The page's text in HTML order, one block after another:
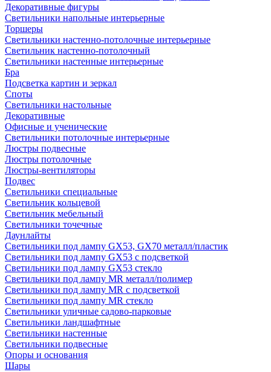
Декоративные фигуры
Светильники напольные интерьерные
Торшеры
Светильники настенно-потолочные интерьерные
Светильник настенно-потолочный
Светильники настенные интерьерные
Бра
Подсветка картин и зеркал
Споты
Светильники настольные
Декоративные
Офисные и ученические
Светильники потолочные интерьерные
Люстры подвесные
Люстры потолочные
Люстры-вентиляторы
Подвес
Светильники специальные
Светильник кольцевой
Светильник мебельный
Светильники точечные
Даунлайты
Светильники под лампу GX53, GX70 металл/пластик
Светильники под лампу GX53 с подсветкой
Светильники под лампу GX53 стекло
Светильники под лампу MR металл/полимер
Светильники под лампу MR с подсветкой
Светильники под лампу MR стекло
Светильники уличные садово-парковые
Светильники ландшафтные
Светильники настенные
Светильники подвесные
Опоры и основания
Шары